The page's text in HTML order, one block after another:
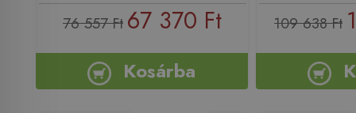
76 557 Ft 67 370 Ft
Kosárba
109 638 Ft